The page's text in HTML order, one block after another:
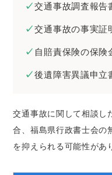
交通事故調査報告
交通事故の事実証
自賠責保険の保険
後遺障害異議申立
交通事故に関して相談し
合、福島県行政書士会の
を抑えられる可能性があ